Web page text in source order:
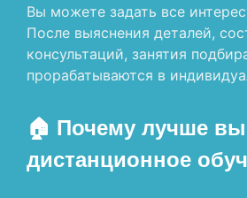
Вы можете задать все
После выяснения деталей,
консультаций, занятия
прорабатываются в
🏠 Почему лучше
дистанционное